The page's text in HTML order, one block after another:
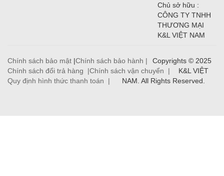
Chủ sở hữu :
CÔNG TY TNHH
THƯƠNG MẠI
K&L VIỆT NAM
Chính sách bảo mật |Chính sách bảo hành |
Chính sách đổi trả hàng |Chính sách vận chuyển |
Quy định hình thức thanh toán |
Copyrights © 2025
K&L VIỆT
NAM. All Rights Reserved.